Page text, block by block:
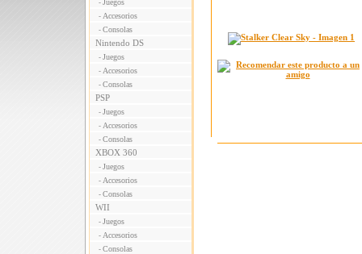
- Juegos
- Accesorios
- Consolas
Nintendo DS
- Juegos
- Accesorios
- Consolas
PSP
- Juegos
- Accesorios
- Consolas
XBOX 360
- Juegos
- Accesorios
- Consolas
WII
- Juegos
- Accesorios
- Consolas